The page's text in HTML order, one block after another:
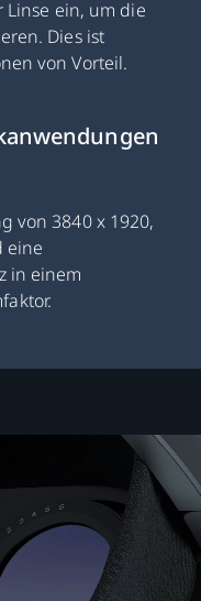
Linse ein, um die
Dies ist
von Vorteil.
von 3840 x 1920,
eine
in einem